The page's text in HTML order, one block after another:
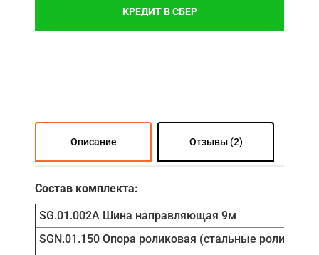
КРЕДИТ В СБЕР
Описание Отзывы (2)
Состав комплекта:
SG.01.002A Шина направляющая 9м
SGN.01.150 Опора роликовая (стальные ролики)